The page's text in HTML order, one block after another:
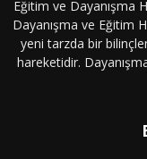
Eğitim ve Dayanışma
Dayanışma ve Eğitim
yeni tarzda bir
hareketidir.